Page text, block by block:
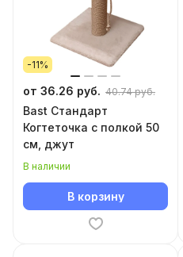
-11%
от 36.26 руб. 40.74 руб.
Bast Стандарт
Когтеточка с полкой 50
см, джут
В наличии
В корзину